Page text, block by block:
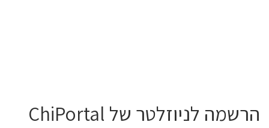
הרשמה לניוזלטר של ChiPortal